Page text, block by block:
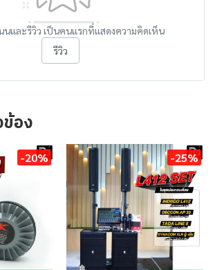
นและรีวิว เป็นคนแรกที่แสดงความคิดเห็น
รีวิว
อง
-20% -25%